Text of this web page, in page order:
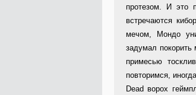
протезом. И это
встречаются
мечом, Мондо
задумал покорить
примесью
повторимся,
Dead ворох